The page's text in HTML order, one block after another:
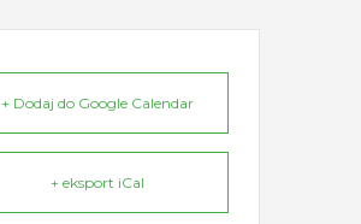
+ Dodaj do Google Calendar
+ eksport iCal